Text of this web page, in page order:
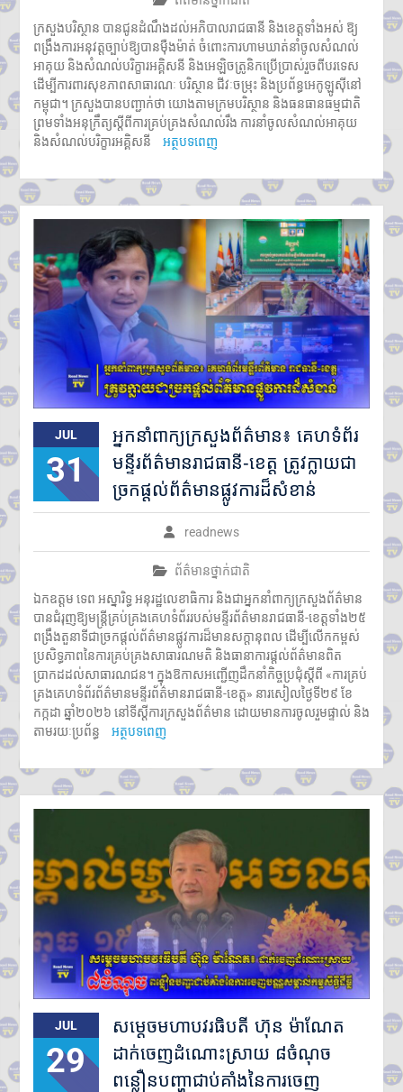
ក្រសួងបរិស្ថាន បានជូនដំណឹងដល់អភិបាលរាជធានី និងខេត្តទាំងអស់ ឱ្យ
ពង្រឹងការអនុវត្តច្បាប់ឱ្យបានម៉ឺងម៉ាត់ ចំពោះការហាមឃាត់នាំចូលសំណល់
អាគុយ និងសំណល់បរិក្ខារអគ្គិសនី និងអេឡិចត្រូនិកប្រើប្រាស់រួចពីបរទេស
ដើម្បីការពារសុខភាពសាធារណៈ បរិស្ថាន ជីវៈចម្រុះ និងប្រព័ន្ធអេកូឡូស៊ីនៅ
កម្ពុជា។ ក្រសួងបានបញ្ជាក់ថា យោងតាមក្រមបរិស្ថាន និងធនធានធម្មជាតិ
ព្រមទាំងអនុក្រឹត្យស្តីពីការគ្រប់គ្រងសំណល់រឹង ការនាំចូលសំណល់អាគុយ
និងសំណល់បរិក្ខារអគ្គិសនី
អត្ថបទពេញ
JUL
31
អ្នកនាំពាក្យក្រសួងព័ត៌មាន៖ គេហទំព័រ
មន្ទីរព័ត៌មានរាជធានី-ខេត្ត ត្រូវក្លាយជា
ច្រកផ្តល់ព័ត៌មានផ្លូវការដ៏សំខាន់
readnews
ព័ត៌មានថ្នាក់ជាតិ
ឯកឧត្តម ទេព អស្នារិទ្ធ អនុរដ្ឋលេខាធិការ និងជាអ្នកនាំពាក្យក្រសួងព័ត៌មាន
បានជំរុញឱ្យមន្ត្រីគ្រប់គ្រងគេហទំព័ររបស់មន្ទីរព័ត៌មានរាជធានី-ខេត្តទាំង២៥
ពង្រឹងតួនាទីជាច្រកផ្តល់ព័ត៌មានផ្លូវការដ៏មានសក្តានុពល ដើម្បីលើកកម្ពស់
ប្រសិទ្ធភាពនៃការគ្រប់គ្រងសាធារណមតិ និងធានាការផ្តល់ព័ត៌មានពិត
ប្រាកដដល់សាធារណជន។ ក្នុងឱកាសអញ្ជើញដឹកនាំកិច្ចប្រជុំស្តីពី «ការគ្រប់
គ្រងគេហទំព័រព័ត៌មានមន្ទីរព័ត៌មានរាជធានី-ខេត្ត» នារសៀលថ្ងៃទី២៩ ខែ
កក្កដា ឆ្នាំ២០២៦ នៅទីស្តីការក្រសួងព័ត៌មាន ដោយមានការចូលរួមផ្ទាល់ និង
តាមរយៈប្រព័ន្ធ
អត្ថបទពេញ
JUL
29
សម្តេចមហាបវរធិបតី ហ៊ុន ម៉ាណែត
ដាក់ចេញដំណោះស្រាយ ៨ចំណុច
ពន្លឿនបញ្ហាជាប់គាំងនៃការចេញ